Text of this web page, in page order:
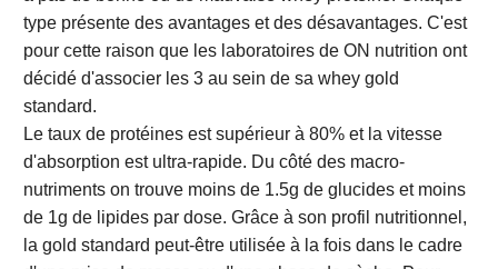
type présente des avantages et des désavantages. C'est
pour cette raison que les laboratoires de ON nutrition ont
décidé d'associer les 3 au sein de sa whey gold
standard.
Le taux de protéines est supérieur à 80% et la vitesse
d'absorption est ultra-rapide. Du côté des macro-
nutriments on trouve moins de 1.5g de glucides et moins
de 1g de lipides par dose. Grâce à son profil nutritionnel,
la gold standard peut-être utilisée à la fois dans le cadre